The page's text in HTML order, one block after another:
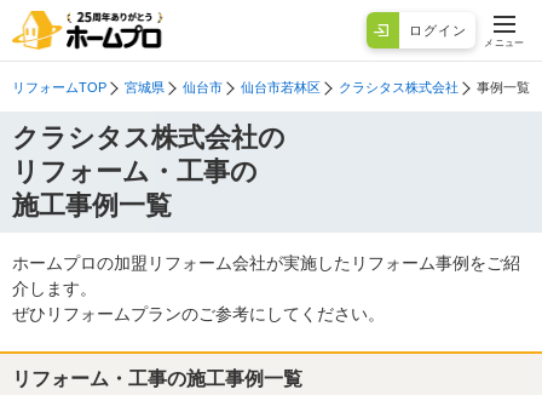
ログイン
メニュー
リフォームTOP 宮城県 仙台市 仙台市若林区 クラシタス株式会社 事例一覧
クラシタス株式会社の
リフォーム・工事の
施工事例一覧
ホームプロの加盟リフォーム会社が実施したリフォーム事例をご紹
介します。
ぜひリフォームプランのご参考にしてください。
リフォーム・工事の施工事例一覧